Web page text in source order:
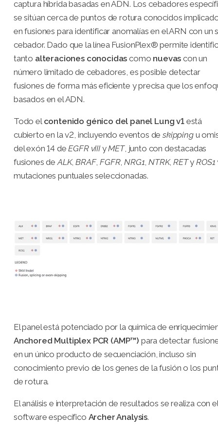
captura híbrida basadas en ADN. Los cebadores
se sitúan cerca de puntos de rotura conocidos
en fusiones para identificar anomalías en el ARN con un
cebador. Dado que la línea FusionPlex® permite
tanto alteraciones conocidas como nuevas con un
número limitado de cebadores, es posible detectar
fusiones de forma más eficiente y precisa que los
basados en el ADN.
Todo el contenido génico del panel Lung v1está
cubierto en la v2, incluyendo eventos deskippingu
del exón 14 deEGFR vIIIyMET, junto con destacadas
fusiones de ALK,BRAF,FGFR,NRG1 ,NTRK,RETyROS1
mutaciones puntuales seleccionadas.
El panel está potenciado por la química de
Anchored Multiplex PCR (AMP™) para detectar
en un único producto de secuenciación, incluso sin
conocimiento previo de los genes de la fusión o los
de rotura.
El análisis e interpretación de resultados se realiza con el
software específico Archer Analysis.